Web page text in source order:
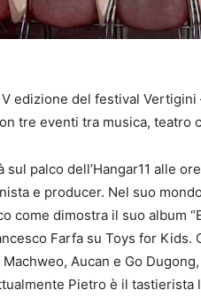
edizione del festival
tre eventi tra musica,
sul palco dell’Hangar11 alle
e producer. Nel suo
come dimostra il suo album
Farfa su Toys for Kids.
Aucan e Go
Pietro è il tastierista